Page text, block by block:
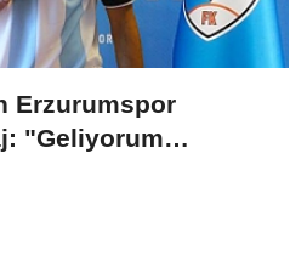
Erzurumspor
"Geliyorum